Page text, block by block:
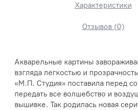
Характеристики
Отзывов (0)
Акварельные картины
взгляда легкостью и
«М.П. Студия» поставила перед
передать все волшебство и
вышивке. Так родилась новая